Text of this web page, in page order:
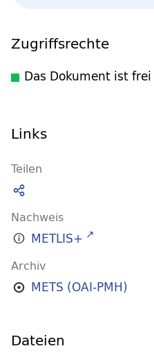
Zugriffsrechte
Das Dokument ist
Links
Teilen
Nachweis
METLIS+
Archiv
METS (OAI-PMH)
Dateien